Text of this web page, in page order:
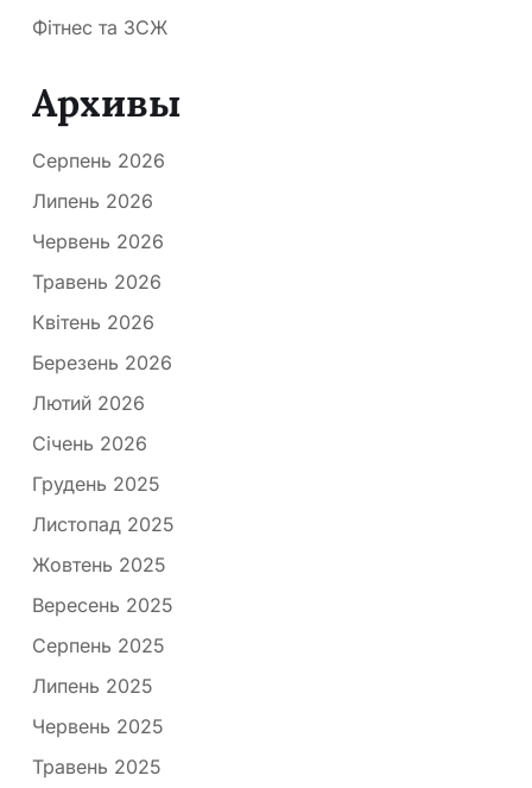
Фітнес та ЗСЖ
Архивы
Серпень 2026
Липень 2026
Червень 2026
Травень 2026
Квітень 2026
Березень 2026
Лютий 2026
Січень 2026
Грудень 2025
Листопад 2025
Жовтень 2025
Вересень 2025
Серпень 2025
Липень 2025
Червень 2025
Травень 2025